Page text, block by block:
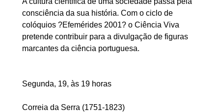
consciência da sua história. Com o ciclo de
colóquios ?Efemérides 2001? o Ciência Viva
pretende contribuir para a divulgação de figuras
marcantes da ciência portuguesa.
Segunda, 19, às 19 horas
Correia da Serra (1751-1823)